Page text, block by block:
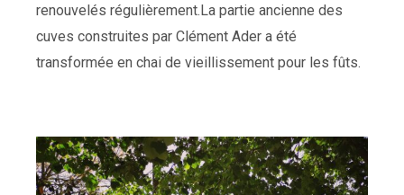
renouvelés régulièrement.La partie ancienne des
cuves construites par Clément Ader a été
transformée en chai de vieillissement pour les fûts.